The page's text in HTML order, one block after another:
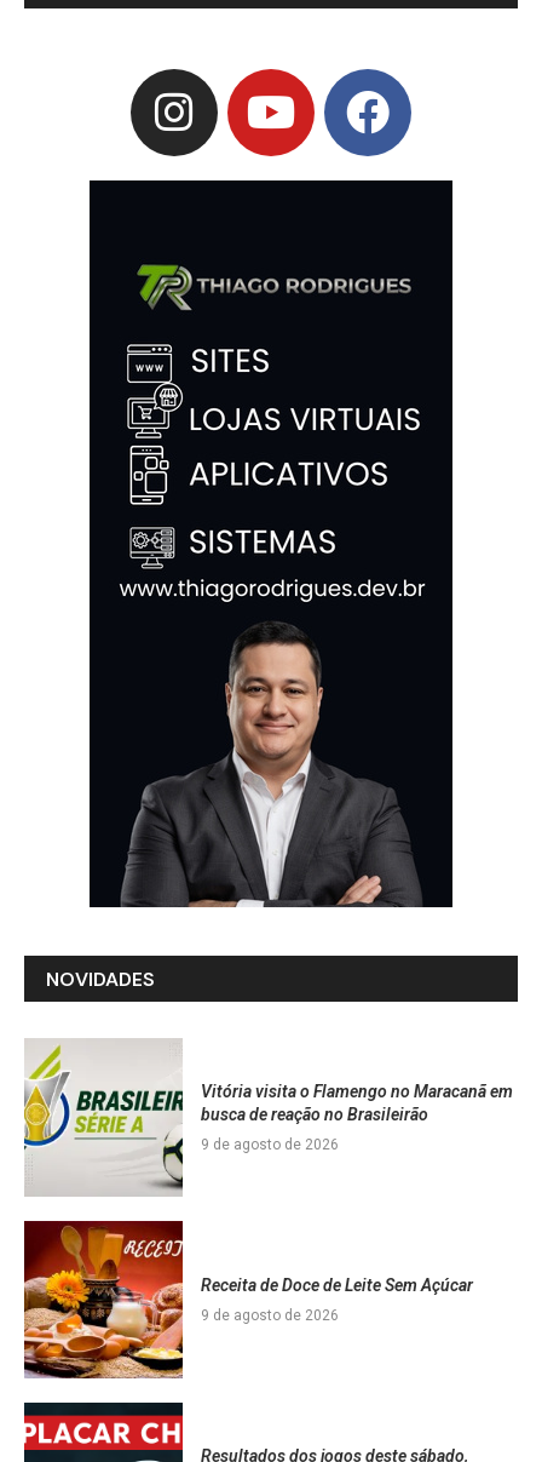
NOVIDADES
Vitória visita o Flamengo no Maracanã em
busca de reação no Brasileirão
9 de agosto de 2026
Receita de Doce de Leite Sem Açúcar
9 de agosto de 2026
Resultados dos jogos deste sábado,